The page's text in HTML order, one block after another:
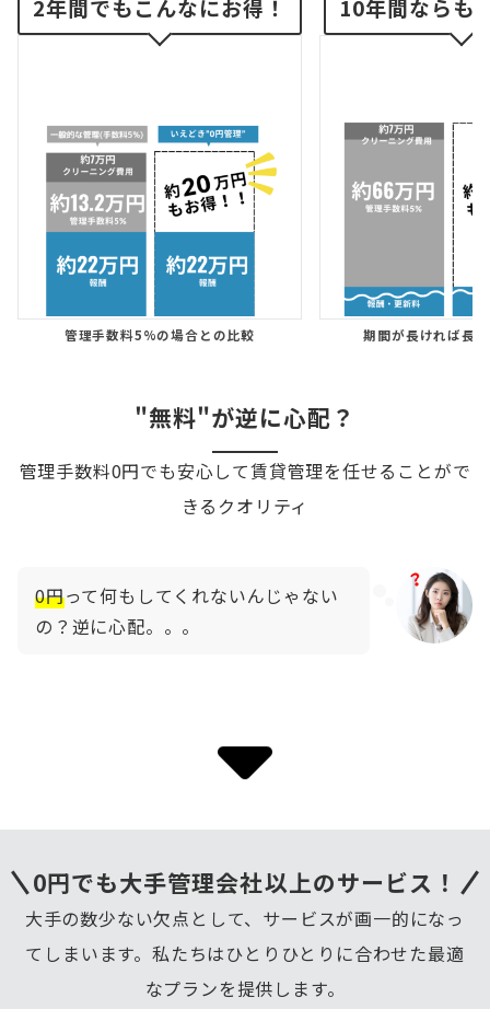
2年間でもこんなにお得！
管理手数料5%の場合との比較
10年間ならも
期間が長ければ長
"無料"が逆に心配？
管理手数料0円でも安心して賃貸管理を任せることがで
きるクオリティ
0円って何もしてくれないんじゃない
の？逆に心配。。。
0円でも大手管理会社以上のサービス！
大手の数少ない欠点として、サービスが画一的になっ
てしまいます。私たちはひとりひとりに合わせた最適
なプランを提供します。